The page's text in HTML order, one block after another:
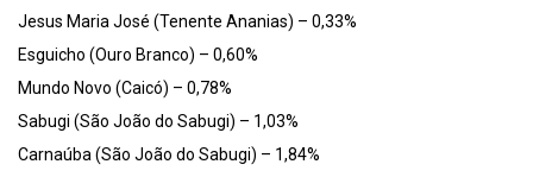
Jesus Maria José (Tenente Ananias) – 0,33%
Esguicho (Ouro Branco) – 0,60%
Mundo Novo (Caicó) – 0,78%
Sabugi (São João do Sabugi) – 1,03%
Carnaúba (São João do Sabugi) – 1,84%